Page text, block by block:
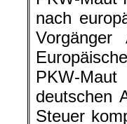
nach
PKW-
deutschen
Steuer